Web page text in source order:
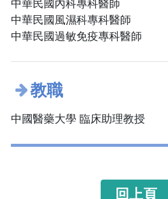
中華民國內科專科醫師
中華民國風濕科專科醫師
中華民國過敏免疫專科醫師
教職
中國醫藥大學 臨床助理教授
回上頁